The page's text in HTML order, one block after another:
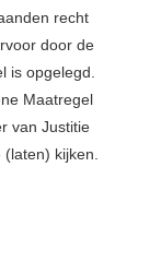
recht
door de
is opgelegd.
Maatregel
van Justitie
kijken.